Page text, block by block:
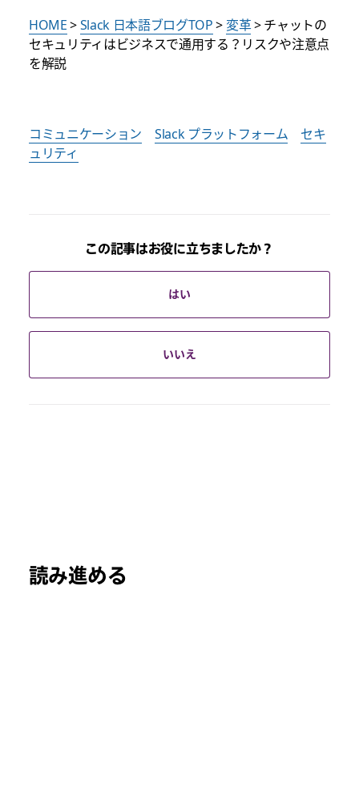
HOME>Slack 日本語ブログTOP> 変革> チャットの
セキュリティはビジネスで通用する？リスクや注意点
を解説
コミュニケーション Slack プラットフォーム
セキ
ュリティ
この記事はお役に立ちましたか？
はい
いいえ
読み進める